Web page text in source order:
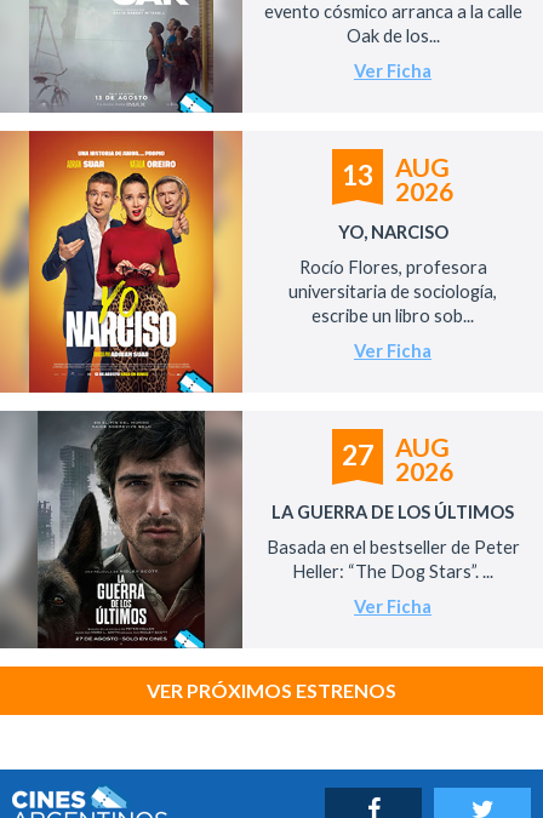
evento cósmico arranca a la calle
Oak de los...
Ver Ficha
13
AUG
2026
YO, NARCISO
Rocío Flores, profesora
universitaria de sociología,
escribe un libro sob...
Ver Ficha
27
AUG
2026
LA GUERRA DE LOS ÚLTIMOS
Basada en el bestseller de Peter
Heller: “The Dog Stars”. ...
Ver Ficha
VER PRÓXIMOS ESTRENOS